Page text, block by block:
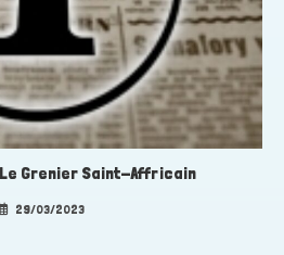
Grenier Saint-Affricain
29/03/2023